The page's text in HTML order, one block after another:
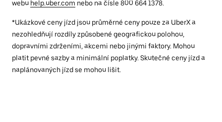
webu help.uber.com nebo na čísle 800 664 1378.
*Ukázkové ceny jízd jsou průměrné ceny pouze za UberX a
nezohledňují rozdíly způsobené geografickou polohou,
dopravními zdrženími, akcemi nebo jinými faktory. Mohou
platit pevné sazby a minimální poplatky. Skutečné ceny jízd a
naplánovaných jízd se mohou lišit.